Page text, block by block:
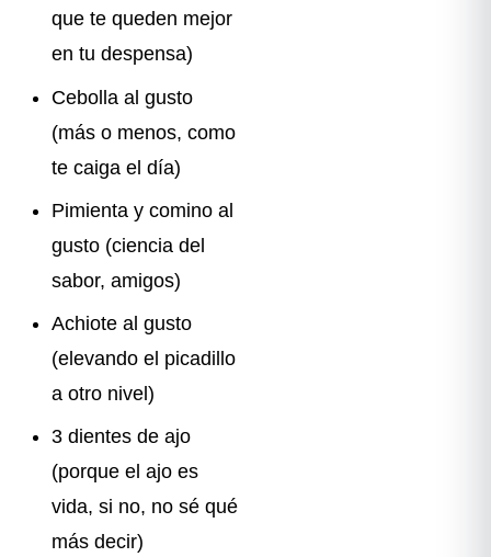
que te queden mejor
en tu despensa)
Cebolla al gusto
(más o menos, como
te caiga el día)
Pimienta y comino al
gusto (ciencia del
sabor, amigos)
Achiote al gusto
(elevando el picadillo
a otro nivel)
3 dientes de ajo
(porque el ajo es
vida, si no, no sé qué
más decir)